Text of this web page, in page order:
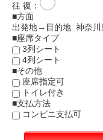
往 復 ：
■方面
出発地→目的地 神奈
■座席タイプ
3列シート
4列シート
■その他
座席指定可
トイレ付き
■支払方法
コンビニ支払可